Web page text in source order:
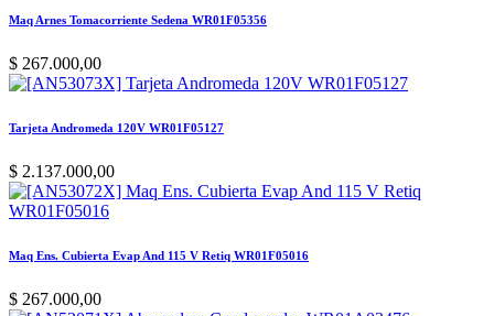
Maq Arnes Tomacorriente Sedena WR01F05356
$ 267.000,00
Tarjeta Andromeda 120V WR01F05127
$ 2.137.000,00
Maq Ens. Cubierta Evap And 115 V Retiq WR01F05016
$ 267.000,00